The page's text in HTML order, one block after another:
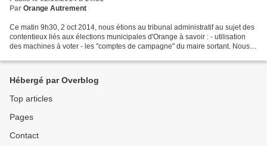
Par Orange Autrement
Ce matin 9h30, 2 oct 2014, nous étions au tribunal administratif au sujet des
contentieux liés aux élections municipales d'Orange à savoir : - utilisation
des machines à voter - les "comptes de campagne" du maire sortant. Nous
Hébergé par Overblog
Top articles
Pages
Contact